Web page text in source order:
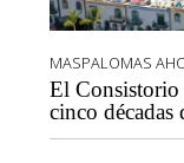
MASPALOMAS
El Consistorio
cinco décadas